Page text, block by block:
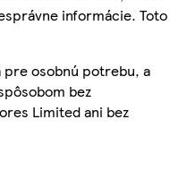
informácie. Toto
pre osobnú potrebu, a
bez
Limited ani bez